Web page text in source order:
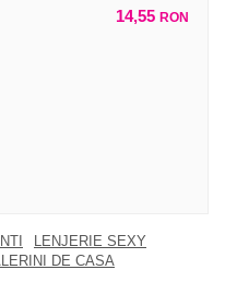
14,55 RON
LENJERIE SEXY
DE CASA